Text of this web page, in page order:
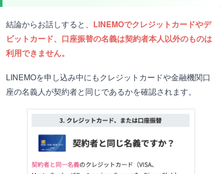
結論からお話しすると、 LINEMOでクレジットカードやデ
ビットカード、口座振替の名義は契約者本人以外のものは
利用できません。
LINEMOを申し込み中にもクレジットカードや金融機関口
座の名義人が契約者と同じであるかを確認されます。